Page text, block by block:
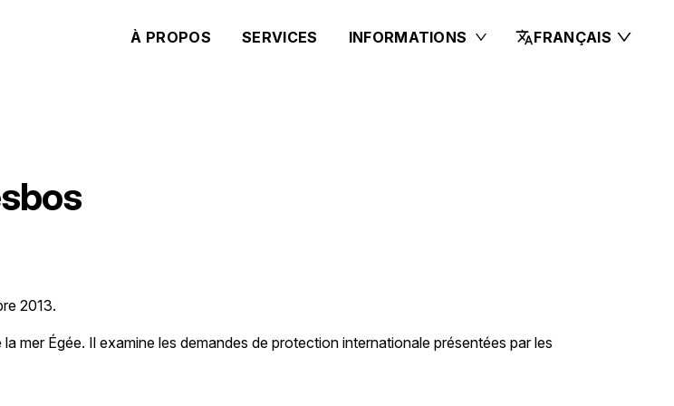
À PROPOS SERVICES INFORMATIONS FRANÇAIS
2013.
mer Égée. Il examine les demandes de protection internationale présentées par les